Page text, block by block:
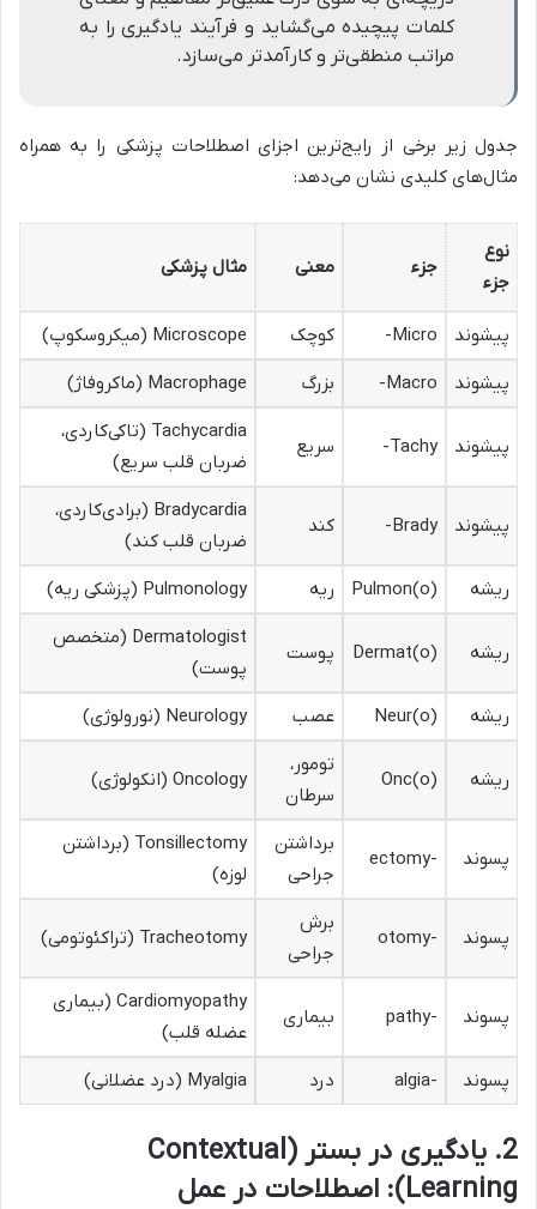
کلمات پیچیده می‌گشاید و فرآیند یادگیری را به
مراتب منطقی‌تر و کارآمدتر می‌سازد.
جدول زیر برخی از رایج‌ترین اجزای اصطلاحات پزشکی را به همراه
مثال‌های کلیدی نشان می‌دهد:
نوع
جزء
جزء معنی مثال پزشکی
پیشوند Micro- کوچک
Microscope (میکروسکوپ)
پیشوند
Macro- بزرگ Macrophage (ماکروفاژ)
پیشوند Tachy- سریع
Tachycardia (تاکی‌کاردی،
ضربان قلب سریع)
پیشوند Brady- کند
Bradycardia (برادی‌کاردی،
ضربان قلب کند)
ریشه
Pulmon(o) ریه Pulmonology (پزشکی ریه)
ریشه Dermat(o) پوست
Dermatologist (متخصص
پوست)
ریشه
Neur(o) عصب Neurology (نورولوژی)
ریشه Onc(o)
تومور،
سرطان
Oncology (انکولوژی)
پسوند -ectomy
برداشتن
جراحی
Tonsillectomy (برداشتن
لوزه)
پسوند -otomy
برش
جراحی
Tracheotomy (تراکئوتومی)
پسوند -pathy بیماری
Cardiomyopathy (بیماری
عضله قلب)
پسوند
-algia درد Myalgia (درد عضلانی)
2. یادگیری در بستر (Contextual
Learning): اصطلاحات در عمل